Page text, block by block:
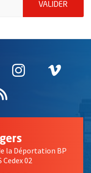
VALIDER
fenêtre
une nouvelle
une
Instagram
, Ouvre
,
une
Flux RSS
la Déportation BP
Cedex 02